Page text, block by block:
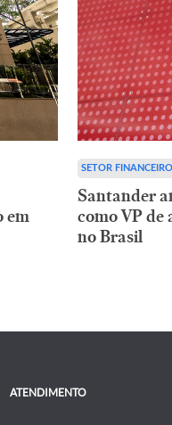
em
SETOR FINANCEIRO
Santander
como VP de
no Brasil
ATENDIMENTO